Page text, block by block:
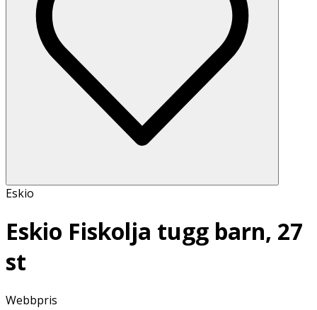
Eskio
Eskio Fiskolja tugg barn, 27
st
Webbpris